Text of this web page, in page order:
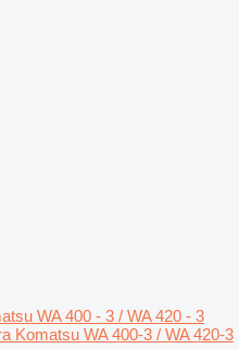
WA 400 - 3 / WA 420 - 3
Komatsu WA 400-3 / WA 420-3